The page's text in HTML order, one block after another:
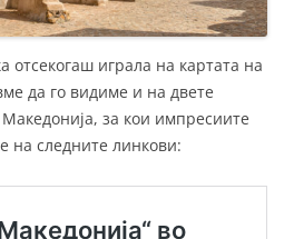
отсекогаш играла на картата на
да го видиме и на двете
за кои импресиите
на следните линкови: